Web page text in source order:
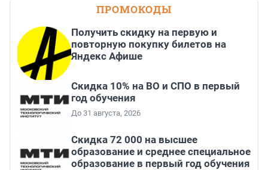
ПРОМОКОДЫ
Получить скидку на первую и
повторную покупку билетов на
Яндекс Афише
Скидка 10% на ВО и СПО в первый
год обучения
До 31 августа, 2026
Скидка 72 000 на высшее
образование и среднее специальное
образование в первый год обучения